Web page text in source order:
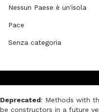
Nessun Paese è un'isola
Pace
Senza categoria
Deprecated: Methods with
be constructors in a future